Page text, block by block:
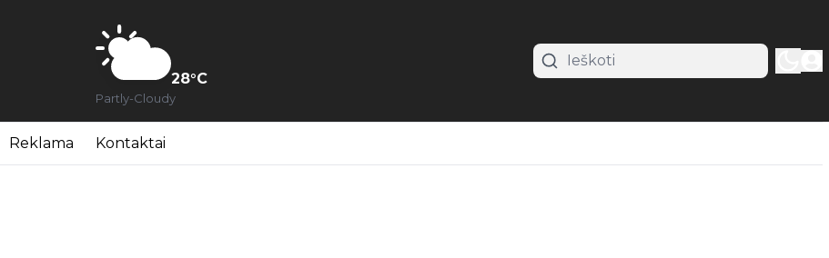
28°C
Partly-Cloudy
Reklama Kontaktai